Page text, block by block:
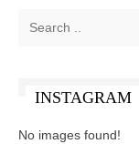
INSTAGRAM
No images found!